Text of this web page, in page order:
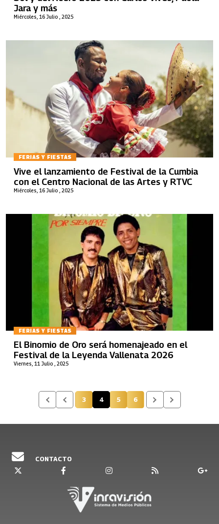
Miércoles, 16 Julio , 2025
Jara y más
FERIAS Y FIESTAS
Miércoles, 16 Julio , 2025
Vive el lanzamiento de Festival de la Cumbia
con el Centro Nacional de las Artes y RTVC
FERIAS Y FIESTAS
Viernes, 11 Julio , 2025
El Binomio de Oro será homenajeado en el
Festival de la Leyenda Vallenata 2026
Página
3 Página actual
4 Página
5 Página
6
CONTACTO